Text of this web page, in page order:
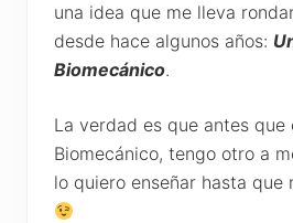
una idea que me lleva
desde hace algunos años:
Biomecánico.
La verdad es que antes que
Biomecánico, tengo otro a
lo quiero enseñar hasta que